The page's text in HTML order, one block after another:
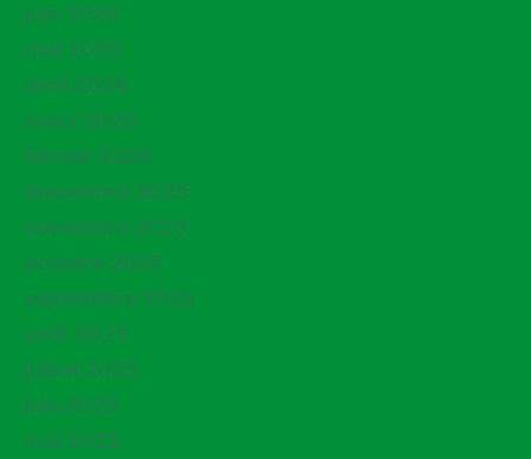
juin 2026
mai 2026
avril 2026
mars 2026
février 2026
décembre 2025
novembre 2025
octobre 2025
septembre 2025
août 2025
juillet 2025
juin 2025
mai 2025